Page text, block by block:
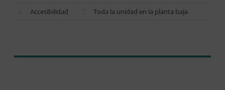
Accesibilidad
Toda la unidad en la planta baja